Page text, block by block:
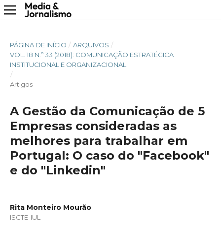
PÁGINA DE INÍCIO / ARQUIVOS /
VOL. 18 N.º 33 (2018): COMUNICAÇÃO ESTRATÉGICA
INSTITUCIONAL E ORGANIZACIONAL
/
Artigos
A Gestão da Comunicação de 5
Empresas consideradas as
melhores para trabalhar em
Portugal: O caso do "Facebook"
e do "Linkedin"
Rita Monteiro Mourão
ISCTE-IUL